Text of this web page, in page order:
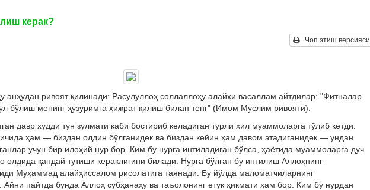
керак?
Чоп этиш версияси
анҳудан ривоят қилинади: Расулуллоҳ соллаллоҳу алайҳи васаллам айтдилар: "Фитналар
бўлиш менинг ҳузуримга ҳижрат қилиш билан тенг" (Имом Муслим ривояти).
давр худди тун зулмати каби бостириб келадиган турли хил муаммоларга тўлиб кетди.
ҳам — биздан олдин бўлганидек ва биздан кейин ҳам давом этадиганидек — ундан
учун бир илоҳий нур бор. Ким бу нурга интиладиган бўлса, ҳаётида муаммоларга дуч
олдида қандай тутиши кераклигини билади. Нурга бўлган бу интилиш Аллоҳнинг
Муҳаммад алайҳиссалом рисолатига таянади. Бу йўлда маломатчиларнинг
пайтда бунда Аллоҳ субҳанаҳу ва таъолонинг етук ҳикмати ҳам бор. Ким бу нурдан